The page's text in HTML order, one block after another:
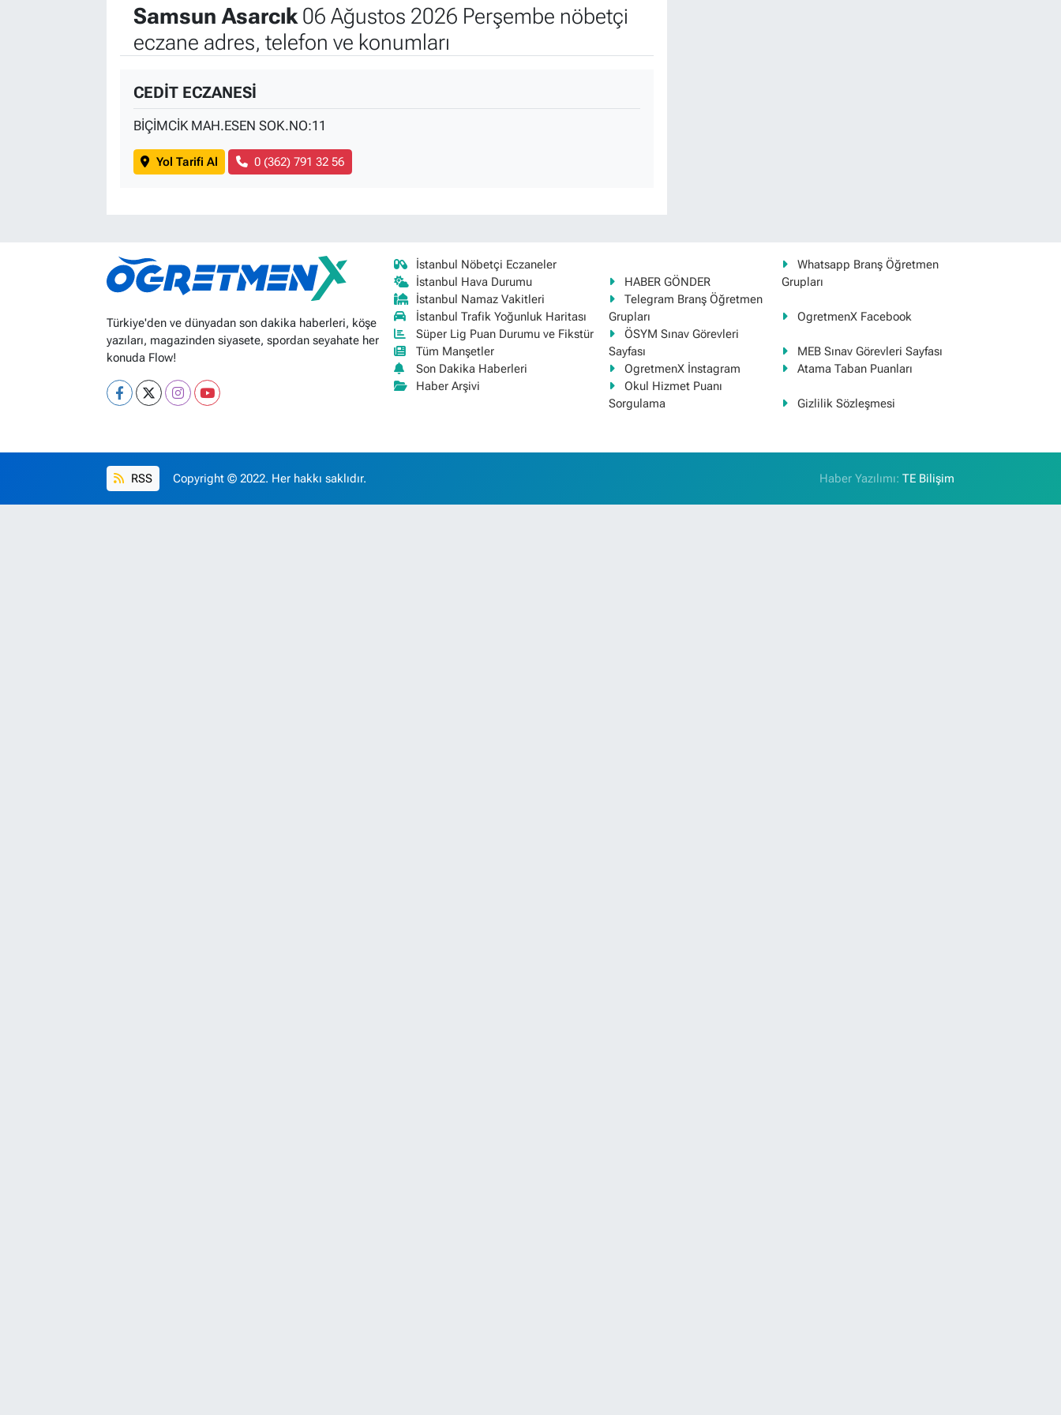
Samsun Asarcık06 Ağustos 2026 Perşembe nöbetçi
eczane adres, telefon ve konumları
CEDİT ECZANESİ
BİÇİMCİK MAH.ESEN SOK.NO:11
Yol Tarifi Al 0 (362) 791 32 56
Türkiye'den ve dünyadan son dakika haberleri, köşe
yazıları, magazinden siyasete, spordan seyahate her
konuda Flow!
İstanbul Nöbetçi Eczaneler
İstanbul Hava Durumu
İstanbul Namaz Vakitleri
İstanbul Trafik Yoğunluk Haritası
Süper Lig Puan Durumu ve Fikstür
Tüm Manşetler
Son Dakika Haberleri
Haber Arşivi
HABER GÖNDER
Whatsapp Branş Öğretmen
Grupları
Telegram Branş Öğretmen
Grupları
OgretmenX Facebook
ÖSYM Sınav Görevleri
Sayfası
MEB Sınav Görevleri Sayfası
OgretmenX İnstagram
Atama Taban Puanları
Okul Hizmet Puanı
Sorgulama
Gizlilik Sözleşmesi
RSS Copyright © 2022. Her hakkı saklıdır. Haber Yazılımı:TE Bilişim